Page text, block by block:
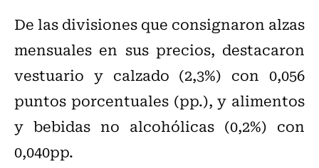
De las divisiones que consignaron alzas
mensuales en sus precios, destacaron
vestuario y calzado (2,3%) con 0,056
puntos porcentuales (pp.), y alimentos
y bebidas no alcohólicas (0,2%) con
0,040pp.